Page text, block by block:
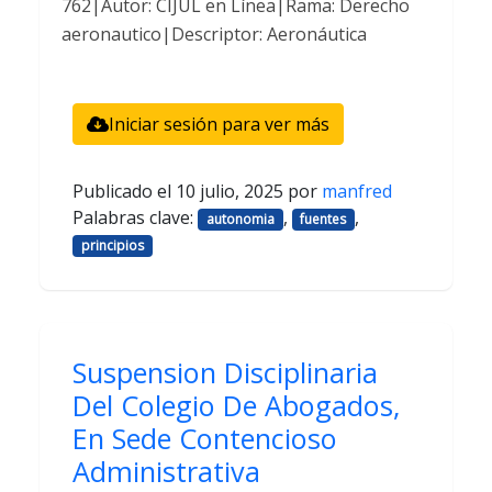
762|Autor: CIJUL en Línea|Rama: Derecho
aeronautico|Descriptor: Aeronáutica
Iniciar sesión para ver más
Publicado el 10 julio, 2025 por manfred
Palabras clave:
autonomia , fuentes ,
principios
Suspension Disciplinaria
Del Colegio De Abogados,
En Sede Contencioso
Administrativa